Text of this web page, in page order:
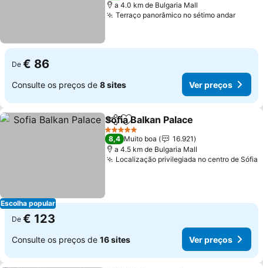
a 4.0 km de Bulgaria Mall
Terraço panorâmico no sétimo andarVer
De € 86
Consulte os preços de 8 sites Ver preços
Escolha popular
PartilharAdicionar aos favoritos
Sofia Balkan Palace
5 Estrelas
8,4 Muito boa
16.921
a 4.5 km de Bulgaria Mall
Localização privilegiada no centro de Sófia
De € 123
Consulte os preços de 16 sites Ver preços